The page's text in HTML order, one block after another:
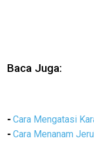
Baca Juga:
- Cara Mengatasi
- Cara Menanam